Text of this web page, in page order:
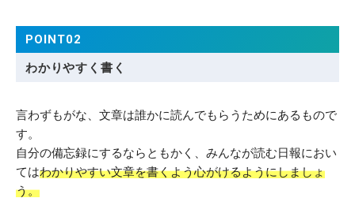
POINT02
わかりやすく書く
言わずもがな、文章は誰かに読んでもらうためにあるもので
す。
自分の備忘録にするならともかく、みんなが読む日報におい
てはわかりやすい文章を書くよう心がけるようにしましょ
う。